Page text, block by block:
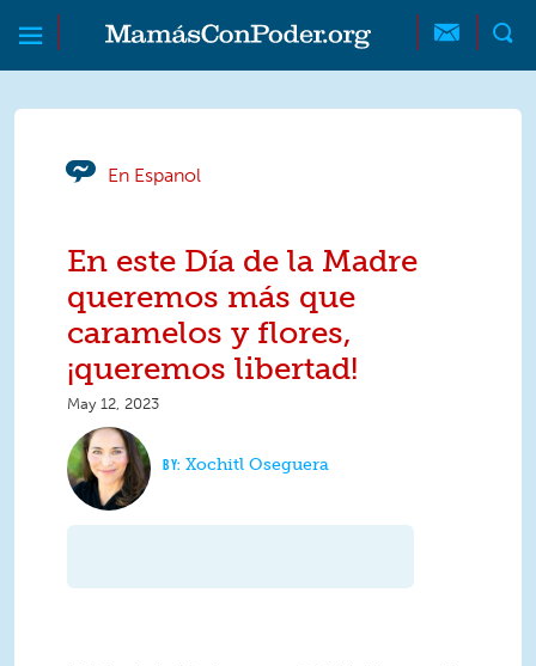
Skip to main content
Skip to main content
MamásConPoder
En Espanol
En este Día de la Madre
queremos más que
caramelos y flores,
¡queremos libertad!
May 12, 2023
Xochitl Oseguera